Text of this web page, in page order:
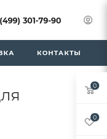
301-79-90
КОНТАКТЫ
0
0